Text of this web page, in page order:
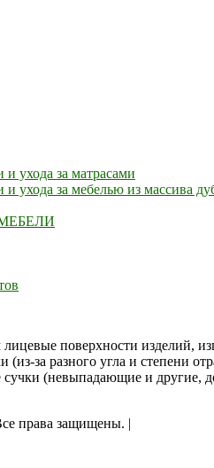
ухода за матрасами
ухода за мебелью из массива
поверхности изделий,
за разного угла и степени
сучки (невыпадающие и
права защищены. |